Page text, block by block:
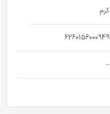
کرم
6260156000949
–